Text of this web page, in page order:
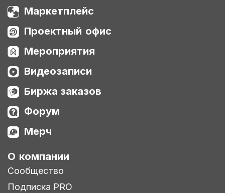
Маркетплейс
Проектный офис
Мероприятия
Видеозаписи
Биржа заказов
Форум
Мерч
О компании
Сообщество
Подписка PRO